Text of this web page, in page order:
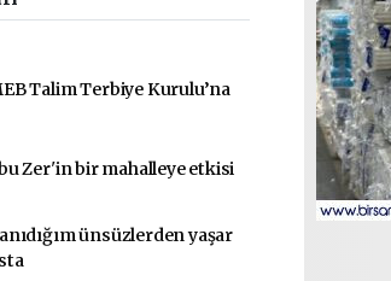
Talim Terbiye Kurulu’na
Zer'in bir mahalleye etkisi
ünsüzlerden yaşar